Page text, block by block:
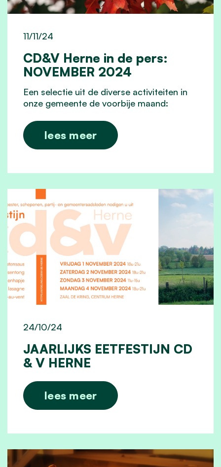
CD&V Herne in de pers:
NOVEMBER 2024
11/11/24
Een selectie uit de diverse activiteiten in
onze gemeente de voorbije maand:
lees meer
JAARLIJKS EETFESTIJN CD
& V HERNE
24/10/24
lees meer